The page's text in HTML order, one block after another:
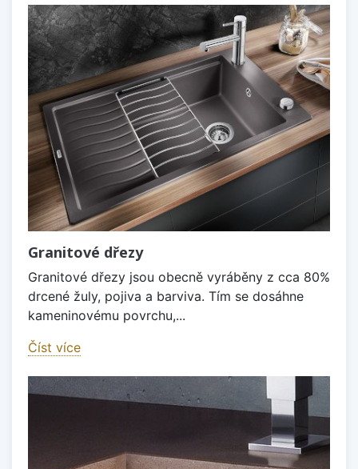
Granitové dřezy
Granitové dřezy jsou obecně vyráběny z cca 80%
drcené žuly, pojiva a barviva. Tím se dosáhne
kameninovému povrchu,...
Číst více